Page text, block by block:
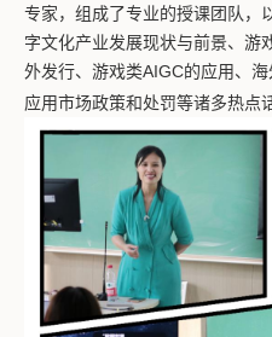
专家，组成了专业的授课团队，
字文化产业发展现状与前景、游
外发行、游戏类AIGC的应用、
应用市场政策和处罚等诸多热点